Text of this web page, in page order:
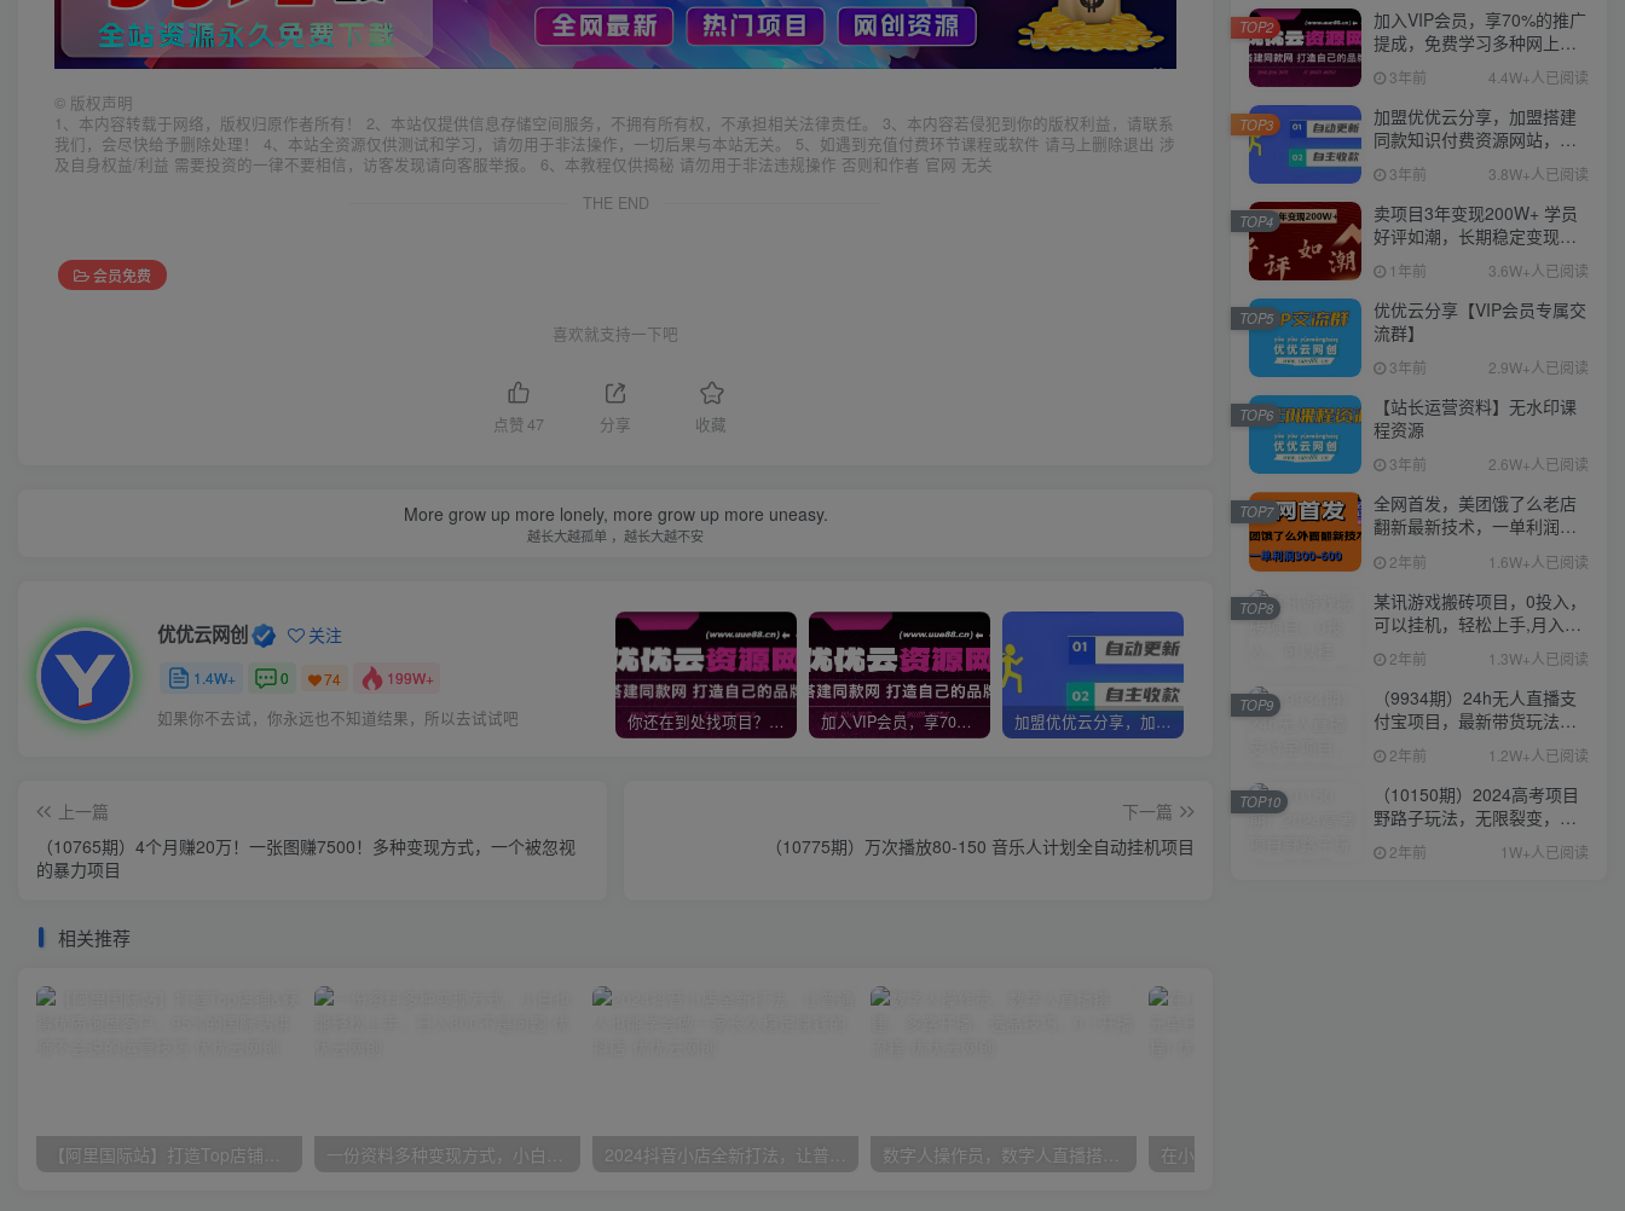
© 版权声明
1、本内容转载于网络，版权归原作者所有！ 2、本站仅提供信息存储空间服务，不拥有所有权，不承担相关法律责任。 3、本内容若侵犯到你的版权利益，请联系
我们，会尽快给予删除处理！ 4、本站全资源仅供测试和学习，请勿用于非法操作，一切后果与本站无关。 5、如遇到充值付费环节课程或软件 请马上删除退出 涉
及自身权益/利益 需要投资的一律不要相信，访客发现请向客服举报。 6、本教程仅供揭秘 请勿用于非法违规操作 否则和作者 官网 无关
THE END
会员免费
喜欢就支持一下吧
点赞47 分享 收藏
More grow up more lonely, more grow up more uneasy.
越长大越孤单 ，越长大越不安
优优云网创 关注
1.4W+ 0 74 199W+
如果你不去试，你永远也不知道结果，所以去试试吧 你还在到处找项目？还在当韭菜？我靠网创资源站一个月收入5万+，曾经我也是个失败者。 加入VIP会员，享70%的推广提成，免费学习多种网上创业课程，菜鸟秒变大神！ 加盟优优云分享，加盟搭建同款知识付费资源网站，实现长期稳定被动收入~ 优优云分享【VIP会员专属交流群】
上一篇
（10765期）4个月赚20万！一张图赚7500！多种变现方式，一个被忽视
的暴力项目
下一篇
（10775期）万次播放80-150 音乐人计划全自动挂机项目
相关推荐
【阿里国际站】打造Top店铺&获得优质询盘客户，​95%的国际站讲师不会说的运营技巧 一份资料多种变现方式，小白也能轻松上手，日入800不是问题 2024抖音小店全新打法，让普通人也能学会做一家长久稳定赚钱的抖店 数字人操作员，数字人直播搭建、多路开播、选品技巧，0-1开播流程
加入VIP会员，享70%的推广
提成，免费学习多种网上创
业课程，菜鸟秒变大神！
3年前 4.4W+人已阅读
TOP2
加盟优优云分享，加盟搭建
同款知识付费资源网站，实
现长期稳定被动收入~
3年前 3.8W+人已阅读
TOP3
卖项目3年变现200W+ 学员
好评如潮，长期稳定变现，
可以一直干到老！
1年前 3.6W+人已阅读
TOP4
优优云分享【VIP会员专属交
流群】
3年前 2.9W+人已阅读
TOP5
【站长运营资料】无水印课
程资源
3年前 2.6W+人已阅读
TOP6
全网首发，美团饿了么老店
翻新最新技术，一单利润
300-600
2年前 1.6W+人已阅读
TOP7
某讯游戏搬砖项目，0投入，
可以挂机，轻松上手,月入
3000+上不封顶
2年前 1.3W+人已阅读
TOP8
（9934期）24h无人直播支
付宝项目，最新带货玩法，
纯躺赚实测日入500+
2年前 1.2W+人已阅读
TOP9
（10150期）2024高考项目
野路子玩法，无限裂变，最
高一天1W＋！
2年前 1W+人已阅读
TOP10